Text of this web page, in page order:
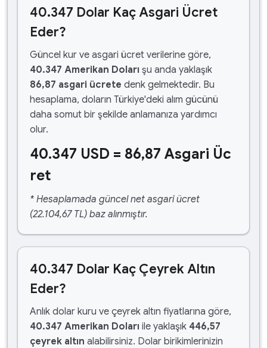
40.347 Dolar Kaç Asgari Ücret
Eder?
Güncel kur ve asgari ücret verilerine göre,
40.347 Amerikan Doları şu anda yaklaşık
86,87 asgari ücrete denk gelmektedir. Bu
hesaplama, doların Türkiye'deki alım gücünü
daha somut bir şekilde anlamanıza yardımcı
olur.
40.347 USD = 86,87 Asgari Üc
ret
* Hesaplamada güncel net asgari ücret
(22.104,67 TL) baz alınmıştır.
40.347 Dolar Kaç Çeyrek Altın
Eder?
Anlık dolar kuru ve çeyrek altın fiyatlarına göre,
40.347 Amerikan Doları ile yaklaşık 446,57
çeyrek altın alabilirsiniz. Dolar birikimlerinizin